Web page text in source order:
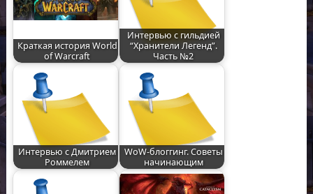
Краткая история World
of Warcraft
Интервью с гильдией
“Хранители Легенд”.
Часть №2
Интервью с Дмитрием
Роммелем
WoW-блоггинг. Советы
начинающим